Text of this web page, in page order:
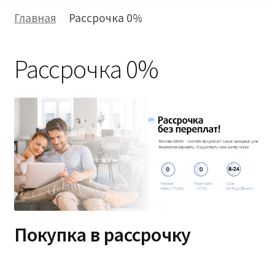
Главная Рассрочка 0%
Рассрочка 0%
Покупка в рассрочку